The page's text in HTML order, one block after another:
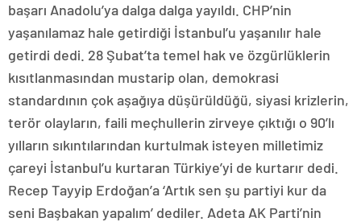
başarı Anadolu’ya dalga dalga yayıldı. CHP’nin
yaşanılamaz hale getirdiği İstanbul’u yaşanılır hale
getirdi dedi. 28 Şubat’ta temel hak ve özgürlüklerin
kısıtlanmasından mustarip olan, demokrasi
standardının çok aşağıya düşürüldüğü, siyasi krizlerin,
terör olayların, faili meçhullerin zirveye çıktığı o 90’lı
yılların sıkıntılarından kurtulmak isteyen milletimiz
çareyi İstanbul’u kurtaran Türkiye’yi de kurtarır dedi.
Recep Tayyip Erdoğan’a ‘Artık sen şu partiyi kur da
seni Başbakan yapalım’ dediler. Adeta AK Parti’nin